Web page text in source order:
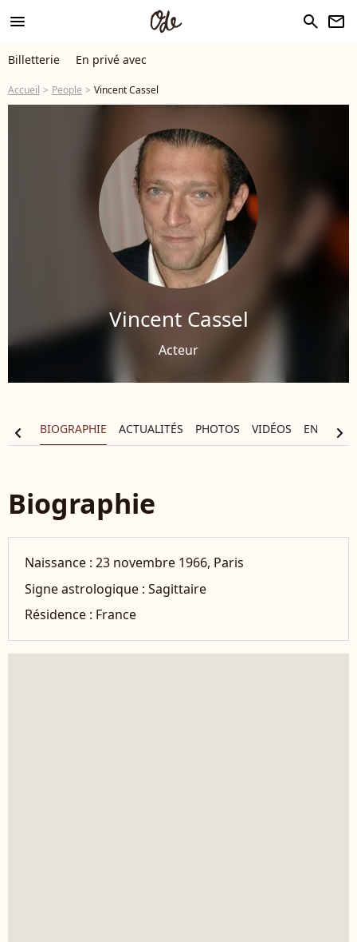
menu search newsletter
Billetterie En privé avec
Accueil People Vincent Cassel
Vincent Cassel
Acteur
BIOGRAPHIE ACTUALITÉS PHOTOS VIDÉOS
chevron_left chevron_right
Biographie
Naissance :23 novembre 1966, Paris
Signe astrologique :Sagittaire
Résidence : France